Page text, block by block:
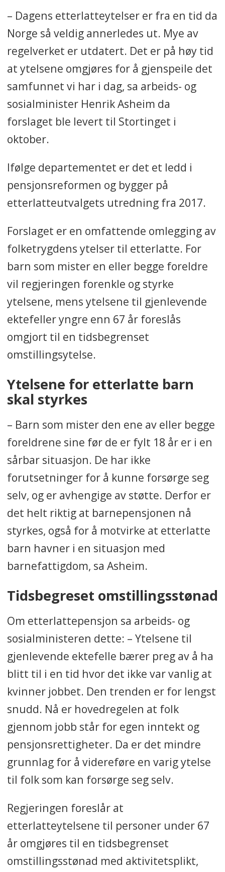
– Dagens etterlatteytelser er fra en tid da
Norge så veldig annerledes ut. Mye av
regelverket er utdatert. Det er på høy tid
at ytelsene omgjøres for å gjenspeile det
samfunnet vi har i dag, sa arbeids- og
sosialminister Henrik Asheim da
forslaget ble levert til Stortinget i
oktober.
Ifølge departementet er det et ledd i
pensjonsreformen og bygger på
etterlatteutvalgets utredning fra 2017.
Forslaget er en omfattende omlegging av
folketrygdens ytelser til etterlatte. For
barn som mister en eller begge foreldre
vil regjeringen forenkle og styrke
ytelsene, mens ytelsene til gjenlevende
ektefeller yngre enn 67 år foreslås
omgjort til en tidsbegrenset
omstillingsytelse.
Ytelsene for etterlatte barn
skal styrkes
– Barn som mister den ene av eller begge
foreldrene sine før de er fylt 18 år er i en
sårbar situasjon. De har ikke
forutsetninger for å kunne forsørge seg
selv, og er avhengige av støtte. Derfor er
det helt riktig at barnepensjonen nå
styrkes, også for å motvirke at etterlatte
barn havner i en situasjon med
barnefattigdom, sa Asheim.
Tidsbegreset omstillingsstønad
Om etterlattepensjon sa arbeids- og
sosialministeren dette: – Ytelsene til
gjenlevende ektefelle bærer preg av å ha
blitt til i en tid hvor det ikke var vanlig at
kvinner jobbet. Den trenden er for lengst
snudd. Nå er hovedregelen at folk
gjennom jobb står for egen inntekt og
pensjonsrettigheter. Da er det mindre
grunnlag for å videreføre en varig ytelse
til folk som kan forsørge seg selv.
Regjeringen foreslår at
etterlatteytelsene til personer under 67
år omgjøres til en tidsbegrenset
omstillingsstønad med aktivitetsplikt,